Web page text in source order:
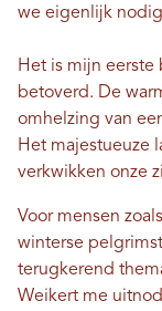
we eigenlijk
Het is mijn eerste
betoverd. De
omhelzing van
Het majestueuze
verkwikken onze
Voor mensen
winterse
terugkerend
Weikert me